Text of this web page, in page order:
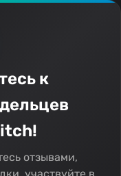
к
отзывами,
участвуйте в